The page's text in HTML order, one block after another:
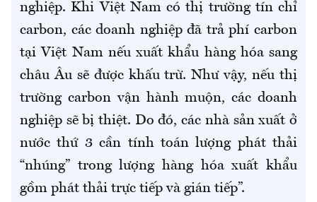
nghiệp. Khi Việt Nam có thị trường tín chỉ
carbon, các doanh nghiệp đã trả phí carbon
tại Việt Nam nếu xuất khẩu hàng hóa sang
châu Âu sẽ được khấu trừ. Như vậy, nếu thị
trường carbon vận hành muộn, các doanh
nghiệp sẽ bị thiệt. Do đó, các nhà sản xuất ở
nước thứ 3 cần tính toán lượng phát thải
“nhúng” trong lượng hàng hóa xuất khẩu
gồm phát thải trực tiếp và gián tiếp”.